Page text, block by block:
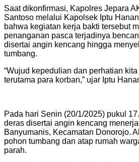
Saat dikonfirmasi, Kapolres Jepara
Santoso melalui Kapolsek Iptu
bahwa kegiatan kerja bakti tersebut
penanganan pasca terjadinya
disertai angin kencang hingga
tumbang.
“Wujud kepedulian dan perhatian
terutama para korban,” ujar Iptu
Pada hari Senin (20/1/2025) pukul
deras disertai angin kencang
Banyumanis, Kecamatan Donorojo.
pohon tumbang dan atap rumah
parah.